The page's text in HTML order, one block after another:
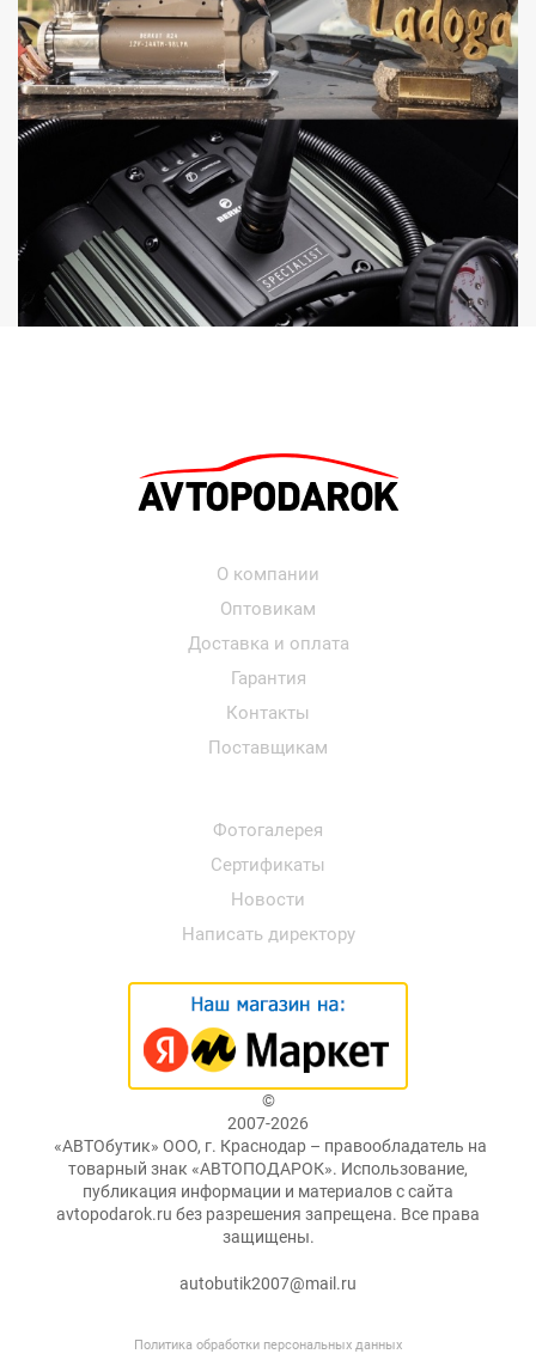
О компании
Оптовикам
Доставка и оплата
Гарантия
Контакты
Поставщикам
Фотогалерея
Сертификаты
Новости
Написать директору
©
2007-2026
«АВТОбутик» ООО, г. Краснодар – правообладатель на
товарный знак «АВТОПОДАРОК». Использование,
публикация информации и материалов с сайта
avtopodarok.ru без разрешения запрещена. Все права
защищены.
autobutik2007@mail.ru
Политика обработки персональных данных